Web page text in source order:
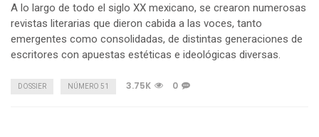
A lo largo de todo el siglo XX mexicano, se crearon numerosas
revistas literarias que dieron cabida a las voces, tanto
emergentes como consolidadas, de distintas generaciones de
escritores con apuestas estéticas e ideológicas diversas.
DOSSIER NÚMERO 51 3.75K 0